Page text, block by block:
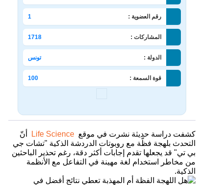
رقم العضوية : 1
المشاركات : 1718
الدولة : تونس
قوة السمعة : 100
كشفت دراسة حديثة نشرت في موقع
أنّ
التحدث بلهجة فظّة مع روبوتات الدردشة الذكية "تشات جي
بي تي" قد يجعلها تقدم إجابات أكثر دقة، رغم تحذير الباحثين
من مخاطر استخدام لغة مهينة في التفاعل مع الأنظمة
الذكية.